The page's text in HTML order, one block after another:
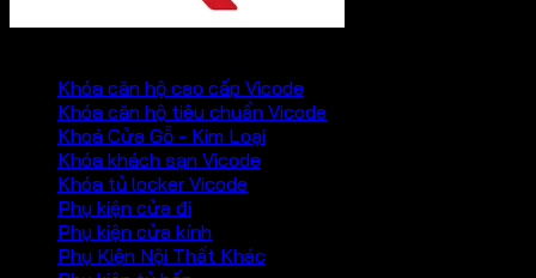
Khóa căn hộ cao cấp Vicode
Khóa căn hộ tiêu chuẩn Vicode
Khoá Cửa Gỗ - Kim Loại
Khóa khách sạn Vicode
Khóa tủ locker Vicode
Phụ kiện cửa đi
Phụ kiện cửa kính
Phụ Kiện Nội Thất Khác